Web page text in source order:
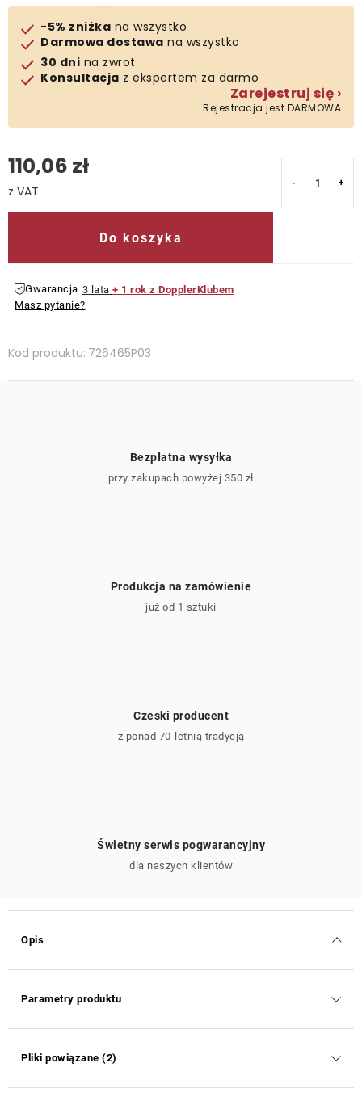
O nas
Kontakt
-5% zniżka na wszystko
Darmowa dostawa na wszystko
30 dni na zwrot
Konsultacja z ekspertem za darmo
Zarejestruj się ›
Rejestracja jest DARMOWA
110,06 zł
Do koszyka
Gwarancja 3 lata + 1 rok z DopplerKlubem
Masz pytanie?
Kod produktu: 726465P03
Bezpłatna wysyłka
przy zakupach powyżej 350 zł
Produkcja na zamówienie
już od 1 sztuki
Czeski producent
z ponad 70-letnią tradycją
Świetny serwis pogwarancyjny
dla naszych klientów
Opis
Parametry produktu
Pliki powiązane (2)